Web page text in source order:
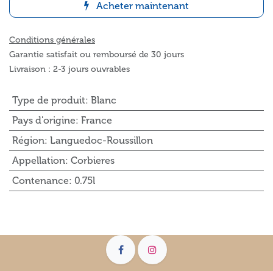
Acheter maintenant
Conditions générales
Garantie satisfait ou remboursé de 30 jours
Livraison : 2-3 jours ouvrables
Type de produit: Blanc
Pays d'origine: France
Région: Languedoc-Roussillon
Appellation: Corbieres
Contenance: 0.75l